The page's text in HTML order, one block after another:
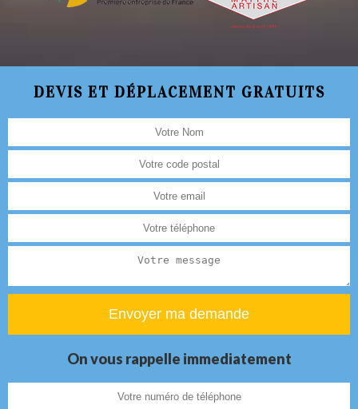
DEVIS ET DÉPLACEMENT GRATUITS
On vous rappelle immediatement